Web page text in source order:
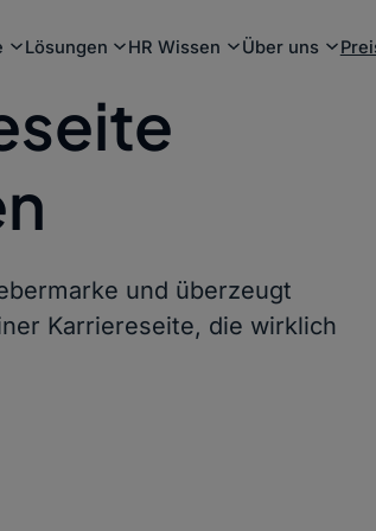
Lösungen HR Wissen Über uns
und überzeugt
Karriereseite, die wirklich